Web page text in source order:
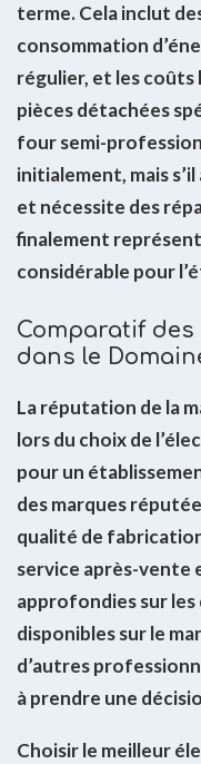
terme. Cela inclut
consommation
régulier, et les coûts
pièces détachées
four semi-
initialement, mais
et nécessite des
finalement
considérable pour
Comparatif
dans le
La réputation de la
lors du choix de
pour un
des marques
qualité de
service après-vente
approfondies sur
disponibles sur le
d’autres
à prendre une
Choisir le meilleur